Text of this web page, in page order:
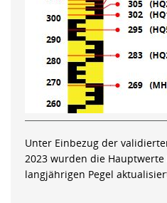
Unter Einbezug der
2023 wurden die
langjährigen Pegel